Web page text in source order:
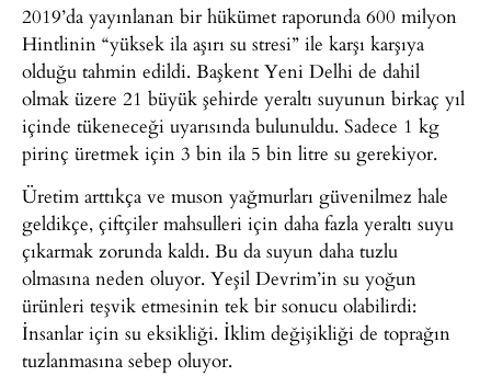
2019’da yayınlanan bir hükümet raporunda 600 milyon
Hintlinin “yüksek ila aşırı su stresi” ile karşı karşıya
olduğu tahmin edildi. Başkent Yeni Delhi de dahil
olmak üzere 21 büyük şehirde yeraltı suyunun birkaç yıl
içinde tükeneceği uyarısında bulunuldu. Sadece 1 kg
pirinç üretmek için 3 bin ila 5 bin litre su gerekiyor.
Üretim arttıkça ve muson yağmurları güvenilmez hale
geldikçe, çiftçiler mahsulleri için daha fazla yeraltı suyu
çıkarmak zorunda kaldı. Bu da suyun daha tuzlu
olmasına neden oluyor. Yeşil Devrim’in su yoğun
ürünleri teşvik etmesinin tek bir sonucu olabilirdi:
İnsanlar için su eksikliği. İklim değişikliği de toprağın
tuzlanmasına sebep oluyor.